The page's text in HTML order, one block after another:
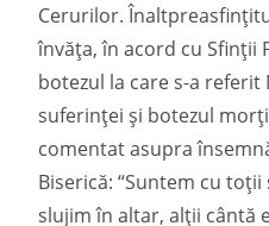
Cerurilor.
învăța, în acord cu Sfinții
botezul la care s-a
suferinței și botezul
comentat asupra
Biserică: “Suntem cu
slujim în altar, alții cântă